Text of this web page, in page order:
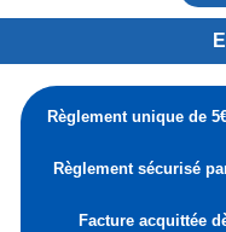
Règlement unique de
Règlement sécurisé
Facture acquittée